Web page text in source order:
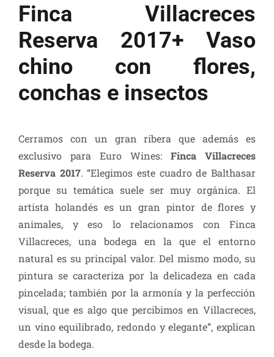
Finca Villacreces
Reserva 2017+ Vaso
chino con flores,
conchas e insectos
Cerramos con un gran ribera que además es
exclusivo para Euro Wines: Finca Villacreces
Reserva 2017. “Elegimos este cuadro de Balthasar
porque su temática suele ser muy orgánica. El
artista holandés es un gran pintor de flores y
animales, y eso lo relacionamos con Finca
Villacreces, una bodega en la que el entorno
natural es su principal valor. Del mismo modo, su
pintura se caracteriza por la delicadeza en cada
pincelada; también por la armonía y la perfección
visual, que es algo que percibimos en Villacreces,
un vino equilibrado, redondo y elegante”, explican
desde la bodega.